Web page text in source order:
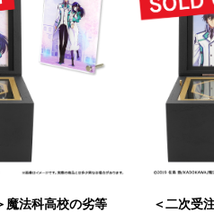
魔法科高校の劣等
＜二次受